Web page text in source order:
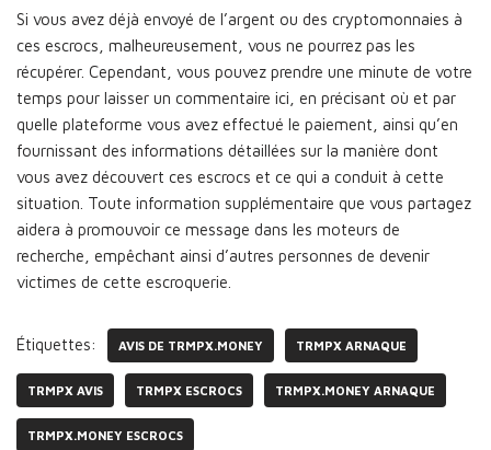
Si vous avez déjà envoyé de l’argent ou des cryptomonnaies à
ces escrocs, malheureusement, vous ne pourrez pas les
récupérer. Cependant, vous pouvez prendre une minute de votre
temps pour laisser un commentaire ici, en précisant où et par
quelle plateforme vous avez effectué le paiement, ainsi qu’en
fournissant des informations détaillées sur la manière dont
vous avez découvert ces escrocs et ce qui a conduit à cette
situation. Toute information supplémentaire que vous partagez
aidera à promouvoir ce message dans les moteurs de
recherche, empêchant ainsi d’autres personnes de devenir
victimes de cette escroquerie.
Étiquettes: AVIS DE TRMPX.MONEY TRMPX ARNAQUE
TRMPX AVIS TRMPX ESCROCS TRMPX.MONEY ARNAQUE
TRMPX.MONEY ESCROCS